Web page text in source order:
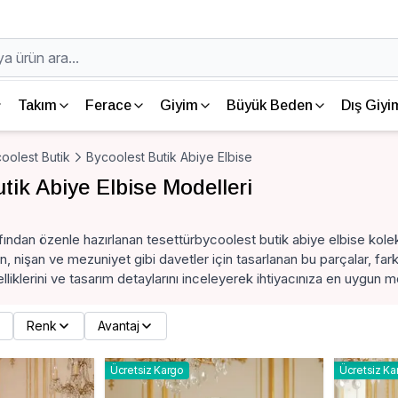
Takım Ferace Giyim Büyük Beden Dış
Butik Bycoolest Butik Abiye Elbise
Abiye Elbise Modelleri
özenle hazırlanan tesettürbycoolest butik abiye elbise
nişan ve mezuniyet gibi davetler için tasarlanan bu parçalar,
ve tasarım detaylarını inceleyerek ihtiyacınıza en uygun
Renk Avantaj
Ücretsiz Kargo Ücretsiz